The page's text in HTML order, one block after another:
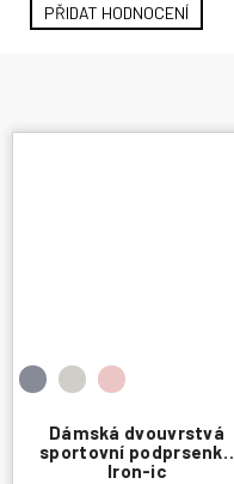
Dámská dvouvrstvá
sportovní podprsenka
Iron-ic
PŘIDAT HODNOCENÍ